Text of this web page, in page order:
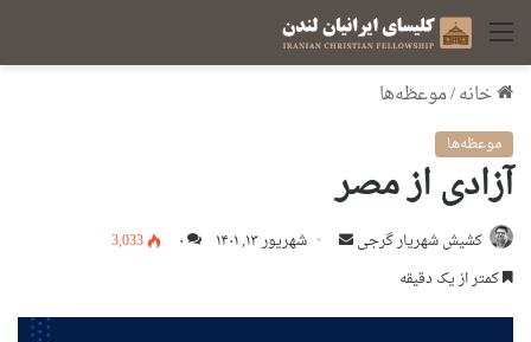
منو
خانه/موعظه‌ها
موعظه‌ها
آزادی از مصر
کشیش شهریار گرجى
ارسالشهریور ۱۳, ۱۴۰۱ ۰
3,033
کمتر از یک دقیقه